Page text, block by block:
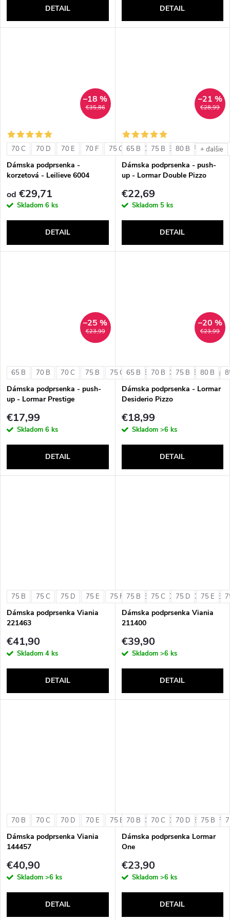
DETAIL DETAIL
€35,86
–18 %
70 C 70 D 70 E 70 F 75 C 75 D 75 E 75 F 80 C
Dámska podprsenka -
korzetová - Leilieve 6004
od €29,71
Skladom 6 ks
DETAIL
€28,99
–21 %
65 B 75 B 80 B + ďalšie
Dámska podprsenka - push-
up - Lormar Double Pizzo
€22,69
Skladom 5 ks
DETAIL
€23,99
–25 %
65 B 70 B 70 C 75 B 75 C 80 B 80 C 85 B +
Dámska podprsenka - push-
up - Lormar Prestige
€17,99
Skladom 6 ks
DETAIL
€23,99
–20 %
65 B 70 B 75 B 80 B
Dámska podprsenka - Lormar
Desiderio Pizzo
€18,99
Skladom >6 ks
DETAIL
75 B 75 C 75 D 75 E 75 F 80 B 80 C 80 D 80 E
Dámska podprsenka Viania
221463
€41,90
Skladom 4 ks
DETAIL
75 B 75 C 75 D 75 E
Dámska podprsenka Viania
211400
€39,90
Skladom >6 ks
DETAIL
70 B 70 C 70 D 70 E 75 B 75 C 75 D 75 E 75 F
Dámska podprsenka Viania
144457
€40,90
Skladom >6 ks
DETAIL
70 B 70 C 70 D 75 B
Dámska podprsenka Lormar
One
€23,90
Skladom >6 ks
DETAIL